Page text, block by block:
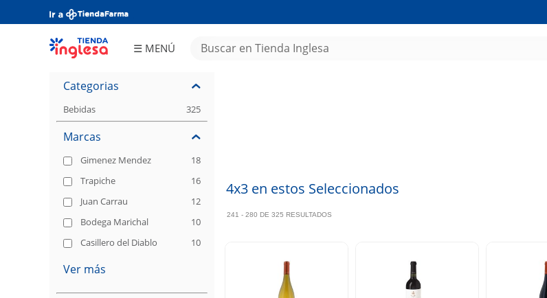
☰ MENÚ
Increíble
Categorias
Bebidas 325
Marcas
Gimenez Mendez
18
Trapiche
16
Juan Carrau
12
Bodega Marichal
10
Casillero del Diablo
10
Ver más
4x3 en estos Seleccionados
241 - 280 DE 325 RESULTADOS